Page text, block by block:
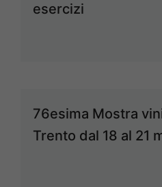
esercizi
76esima Mostra
Trento dal 18 al 21